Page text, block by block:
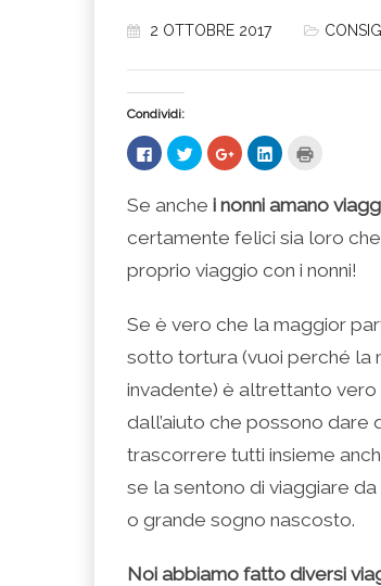
2 OTTOBRE 2017
Condividi:
Fai
clic
su
Facebook
(Si
apre
una
nuova
Fai
clic
condividere
su
Twitter
(Si
in
una
Fai
clic
condividere
su
Google+
(Si
in
una
Fai
clic
condividere
su
LinkedIn
(Si
in
una
stampare
(Si
in
nuova
finestra)
Se anche i nonni amano
certamente felici sia loro
proprio viaggio con i nonni!
Se è vero che la maggior
sotto tortura (vuoi perché la
invadente) è altrettanto vero
dall’aiuto che possono dare
trascorrere tutti insieme
se la sentono di viaggiare
o grande sogno nascosto.
Noi abbiamo fatto diversi